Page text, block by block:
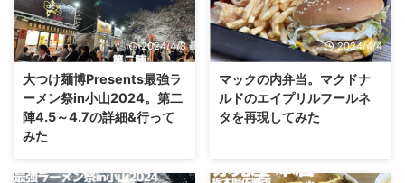
2024/4/8
大つけ麺博Presents最強ラ
ーメン祭in小山2024。第二
陣4.5～4.7の詳細&行って
みた
2024/4/4
マックの内弁当。マクドナ
ルドのエイプリルフールネ
タを再現してみた